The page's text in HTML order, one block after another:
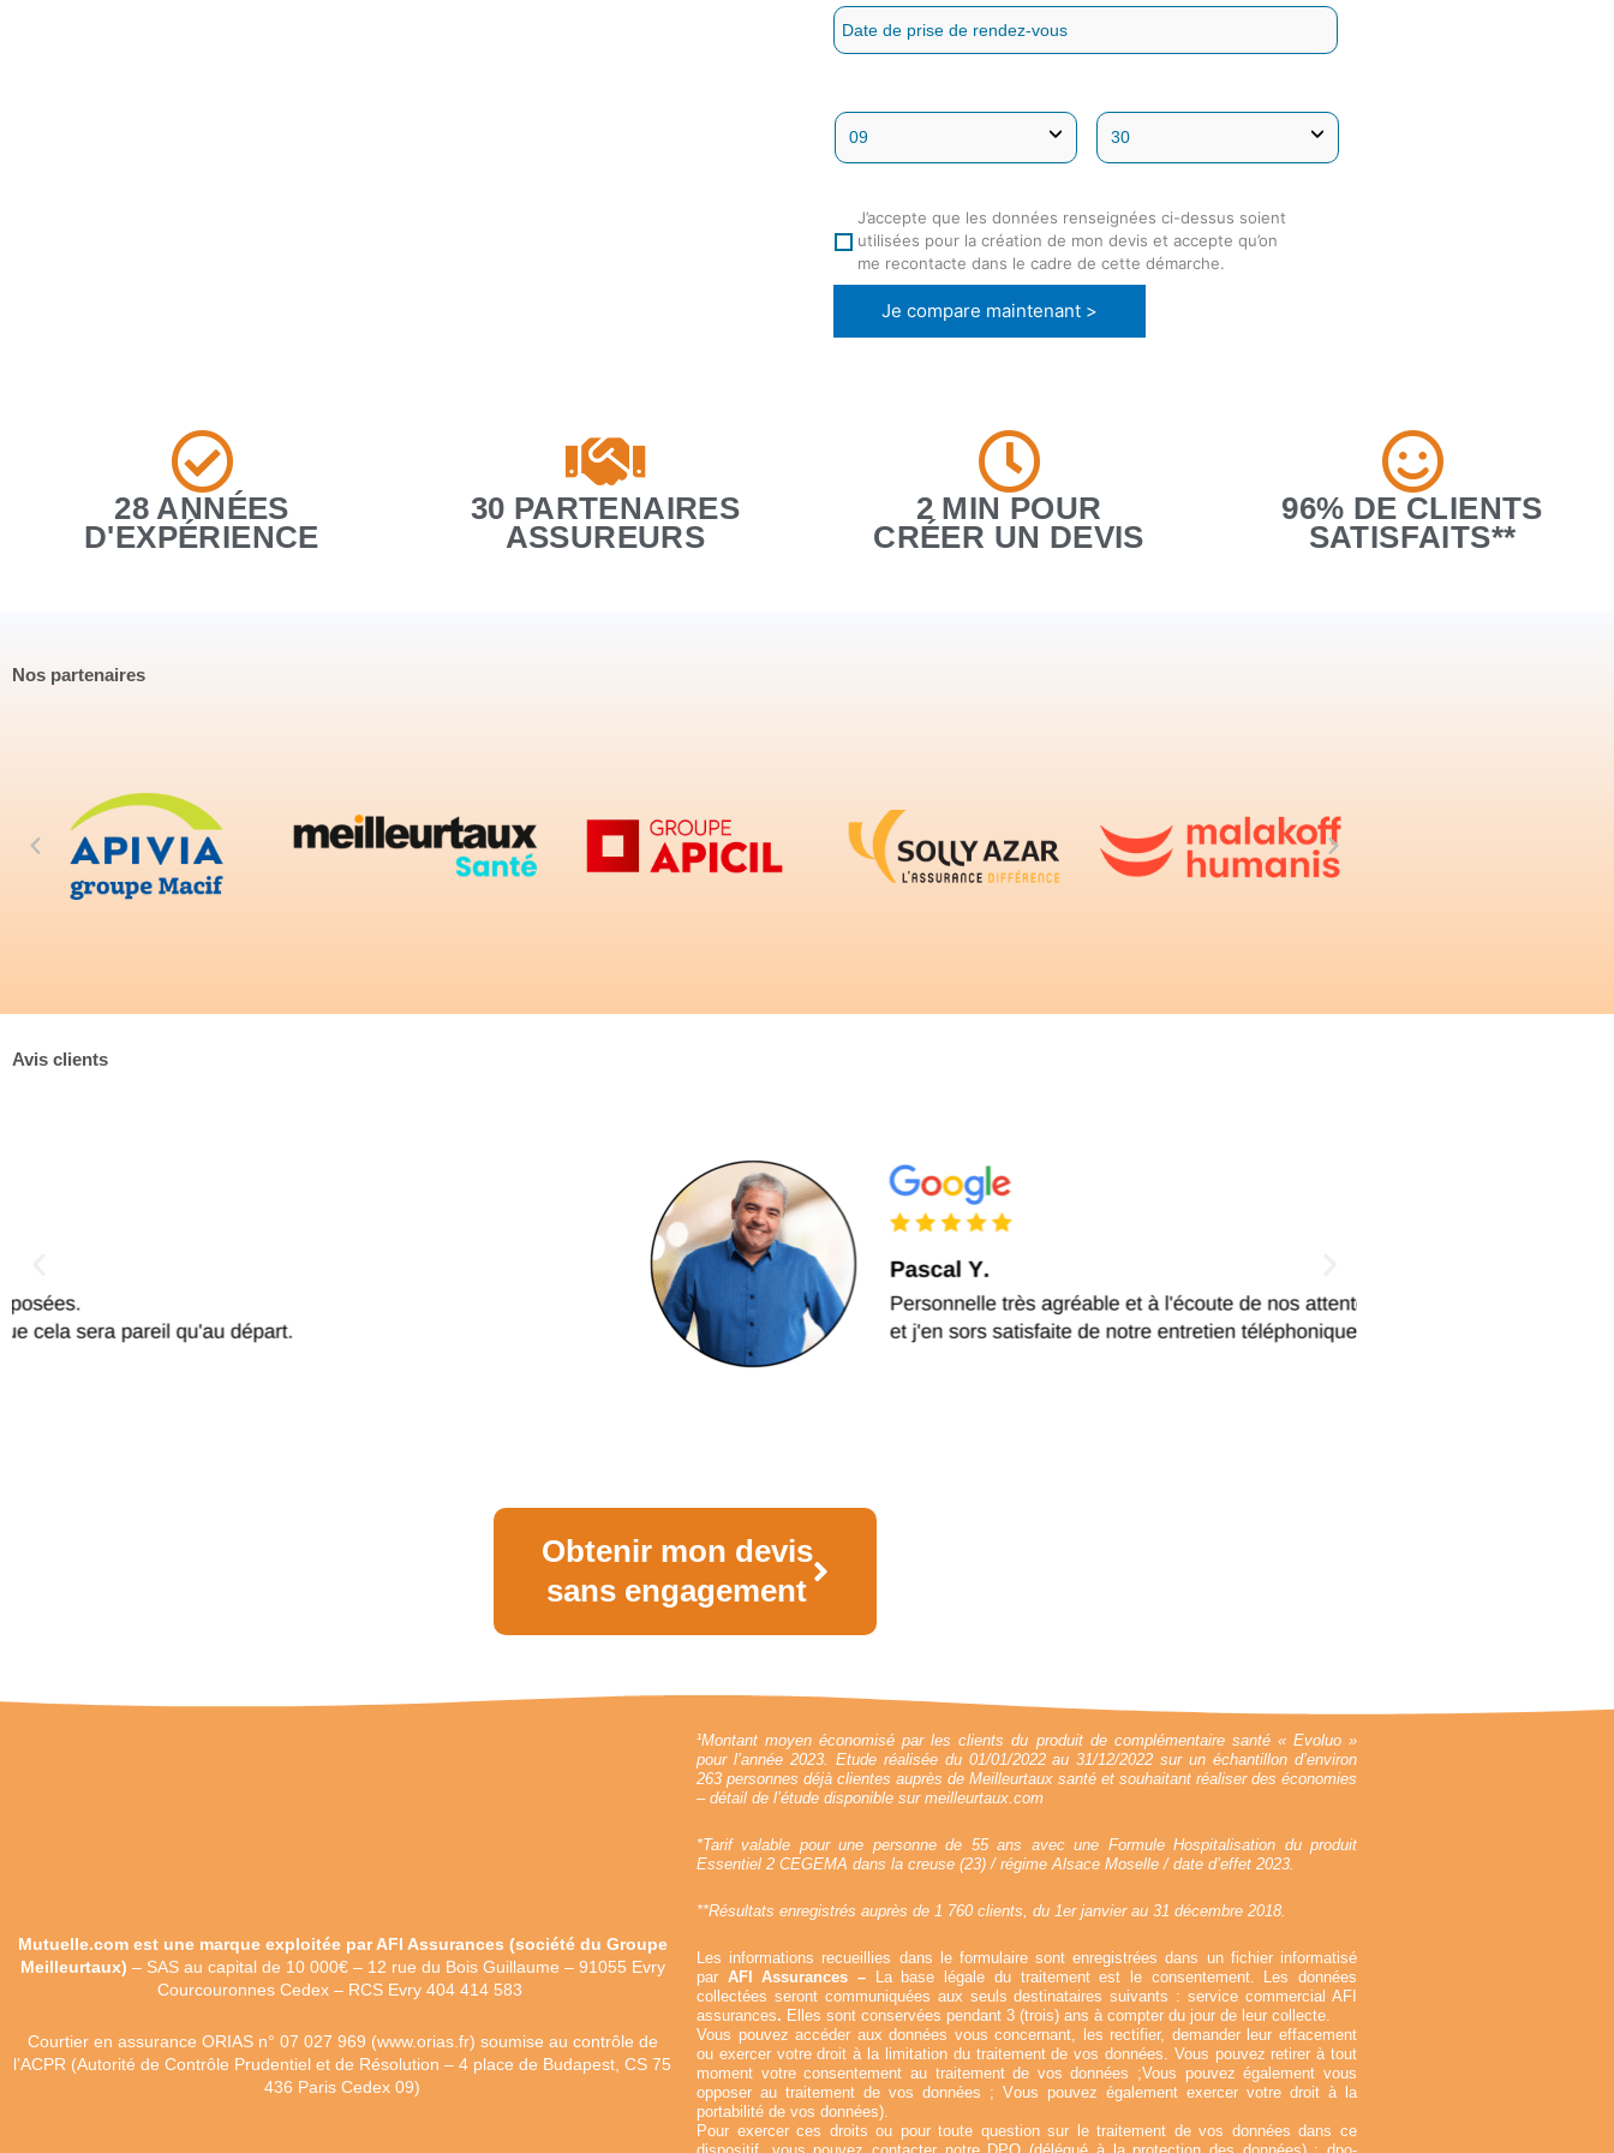
J’accepte que les données renseignées ci-dessus soient
utilisées pour la création de mon devis et accepte qu’on
me recontacte dans le cadre de cette démarche.
Je compare maintenant >
28 ANNÉES
D'EXPÉRIENCE
30 PARTENAIRES
ASSUREURS
2 MIN POUR
CRÉER UN DEVIS
96% DE CLIENTS
SATISFAITS**
Nos partenaires
Avis clients
Obtenir mon devis
sans engagement
Mutuelle.com est une marque exploitée par AFI Assurances (société du Groupe
Meilleurtaux) – SAS au capital de 10 000€ – 12 rue du Bois Guillaume – 91055 Evry
Courcouronnes Cedex – RCS Evry 404 414 583
Courtier en assurance ORIAS n° 07 027 969 (www.orias.fr) soumise au contrôle de
l’ACPR (Autorité de Contrôle Prudentiel et de Résolution – 4 place de Budapest, CS 75
436 Paris Cedex 09)
¹Montant moyen économisé par les clients du produit de complémentaire santé « Evoluo »
pour l’année 2023. Etude réalisée du 01/01/2022 au 31/12/2022 sur un échantillon d’environ
263 personnes déjà clientes auprès de Meilleurtaux santé et souhaitant réaliser des économies
– détail de l’étude disponible sur meilleurtaux.com
*Tarif valable pour une personne de 55 ans avec une Formule Hospitalisation du produit
Essentiel 2 CEGEMA dans la creuse (23) / régime Alsace Moselle / date d’effet 2023.
**Résultats enregistrés auprès de 1 760 clients, du 1er janvier au 31 décembre 2018.
Les informations recueillies dans le formulaire sont enregistrées dans un fichier informatisé
par AFI Assurances – La base légale du traitement est le consentement. Les données
collectées seront communiquées aux seuls destinataires suivants : service commercial AFI
assurances. Elles sont conservées pendant 3 (trois) ans à compter du jour de leur collecte.
Vous pouvez accéder aux données vous concernant, les rectifier, demander leur effacement
ou exercer votre droit à la limitation du traitement de vos données. Vous pouvez retirer à tout
moment votre consentement au traitement de vos données ;Vous pouvez également vous
opposer au traitement de vos données ; Vous pouvez également exercer votre droit à la
portabilité de vos données).
Pour exercer ces droits ou pour toute question sur le traitement de vos données dans ce
dispositif, vous pouvez contacter notre DPO (délégué à la protection des données) : dpo-